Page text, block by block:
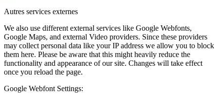
Autres services externes
We also use different external services like Google Webfonts,
Google Maps, and external Video providers. Since these providers
may collect personal data like your IP address we allow you to block
them here. Please be aware that this might heavily reduce the
functionality and appearance of our site. Changes will take effect
once you reload the page.
Google Webfont Settings: